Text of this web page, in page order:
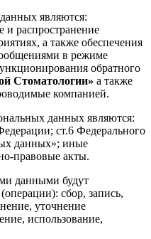
являются:
и распространение
а также обеспечения
в режиме
обратного
Стоматологии» а также
компанией.
данных являются:
ст.6 Федерального
данных»; иные
правовые акты.
данными будут
сбор, запись,
уточнение
использование,